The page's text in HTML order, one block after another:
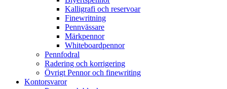
Kalligrafi och reservoar
Finewritning
Pennvässare
Märkpennor
Whiteboardpennor
Pennfodral
Radering och korrigering
Övrigt Pennor och finewriting
Kontorsvaror